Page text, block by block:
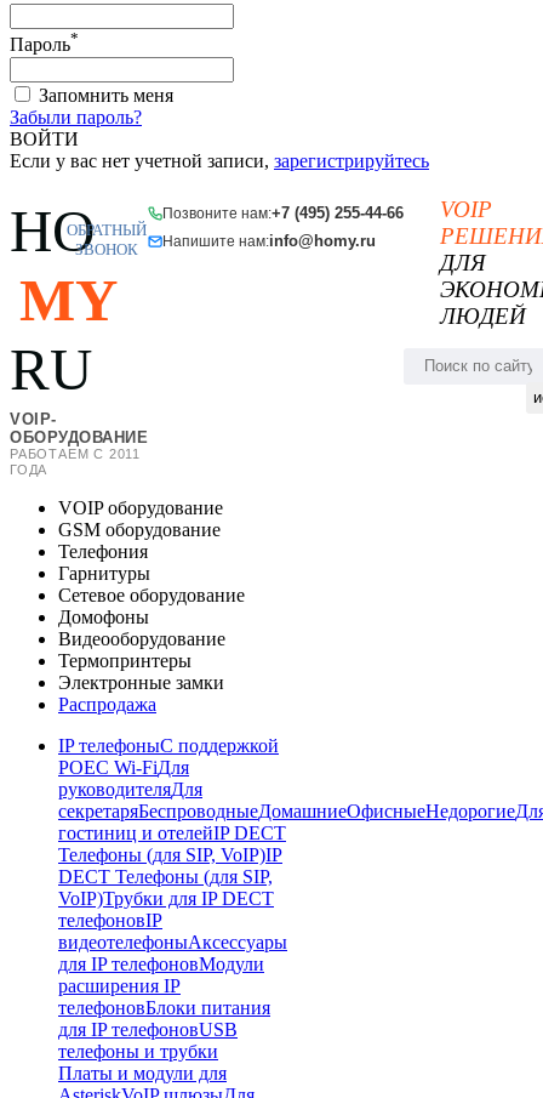
Пароль*
Запомнить меня
Забыли пароль?
ВОЙТИ
Если у вас нет учетной записи, зарегистрируйтесь
HO
MY
RU
VOIP-
ОБОРУДОВАНИЕ
РАБОТАЕМ С 2011
ГОДА
Позвоните нам:+7 (495) 255-44-66
Напишите нам:info@homy.ru
ОБРАТНЫЙ
ЗВОНОК
VOIP
ДЛЯ
ЛЮДЕЙ
VOIP оборудование
GSM оборудование
Телефония
Гарнитуры
Сетевое оборудование
Домофоны
Видеооборудование
Термопринтеры
Электронные замки
Распродажа
IP телефоныС поддержкой
POEC Wi-FiДля
руководителяДля
секретаряБеспроводныеДомашниеОфисныеНедорогие
гостиниц и отелейIP DECT
Телефоны (для SIP, VoIP)IP
DECT Телефоны (для SIP,
VoIP)Трубки для IP DECT
телефоновIP
видеотелефоныАксессуары
для IP телефоновМодули
расширения IP
телефоновБлоки питания
для IP телефоновUSB
телефоны и трубки
Платы и модули для